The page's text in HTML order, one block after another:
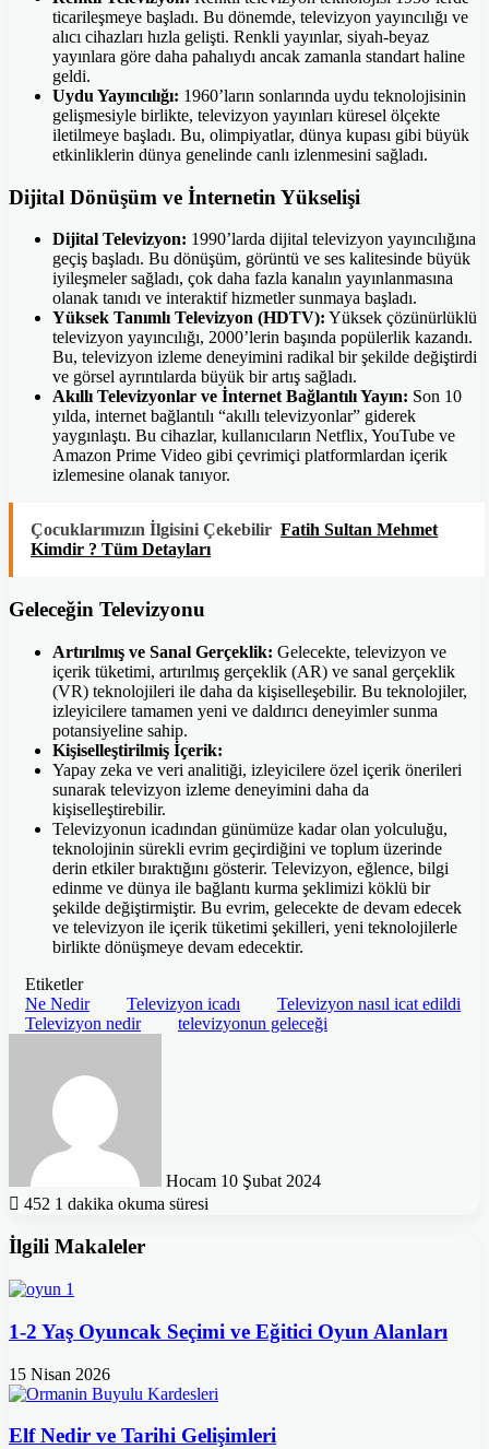
ticarileşmeye başladı. Bu dönemde, televizyon yayıncılığı ve
alıcı cihazları hızla gelişti. Renkli yayınlar, siyah-beyaz
yayınlara göre daha pahalıydı ancak zamanla standart haline
geldi.
Uydu Yayıncılığı: 1960’ların sonlarında uydu teknolojisinin
gelişmesiyle birlikte, televizyon yayınları küresel ölçekte
iletilmeye başladı. Bu, olimpiyatlar, dünya kupası gibi büyük
etkinliklerin dünya genelinde canlı izlenmesini sağladı.
Dijital Dönüşüm ve İnternetin Yükselişi
Dijital Televizyon: 1990’larda dijital televizyon yayıncılığına
geçiş başladı. Bu dönüşüm, görüntü ve ses kalitesinde büyük
iyileşmeler sağladı, çok daha fazla kanalın yayınlanmasına
olanak tanıdı ve interaktif hizmetler sunmaya başladı.
Yüksek Tanımlı Televizyon (HDTV): Yüksek çözünürlüklü
televizyon yayıncılığı, 2000’lerin başında popülerlik kazandı.
Bu, televizyon izleme deneyimini radikal bir şekilde değiştirdi
ve görsel ayrıntılarda büyük bir artış sağladı.
Akıllı Televizyonlar ve İnternet Bağlantılı Yayın: Son 10
yılda, internet bağlantılı “akıllı televizyonlar” giderek
yaygınlaştı. Bu cihazlar, kullanıcıların Netflix, YouTube ve
Amazon Prime Video gibi çevrimiçi platformlardan içerik
izlemesine olanak tanıyor.
Çocuklarımızın İlgisini Çekebilir Fatih Sultan Mehmet
Kimdir ? Tüm Detayları
Geleceğin Televizyonu
Artırılmış ve Sanal Gerçeklik: Gelecekte, televizyon ve
içerik tüketimi, artırılmış gerçeklik (AR) ve sanal gerçeklik
(VR) teknolojileri ile daha da kişiselleşebilir. Bu teknolojiler,
izleyicilere tamamen yeni ve daldırıcı deneyimler sunma
potansiyeline sahip.
Kişiselleştirilmiş İçerik:
Yapay zeka ve veri analitiği, izleyicilere özel içerik önerileri
sunarak televizyon izleme deneyimini daha da
kişiselleştirebilir.
Televizyonun icadından günümüze kadar olan yolculuğu,
teknolojinin sürekli evrim geçirdiğini ve toplum üzerinde
derin etkiler bıraktığını gösterir. Televizyon, eğlence, bilgi
edinme ve dünya ile bağlantı kurma şeklimizi köklü bir
şekilde değiştirmiştir. Bu evrim, gelecekte de devam edecek
ve televizyon ile içerik tüketimi şekilleri, yeni teknolojilerle
birlikte dönüşmeye devam edecektir.
Etiketler
Ne Nedir
Televizyon icadı
Televizyon nasıl icat edildi
Televizyon nedir
televizyonun geleceği
Hocam 10 Şubat 2024
452 1 dakika okuma süresi
İlgili Makaleler
1-2 Yaş Oyuncak Seçimi ve Eğitici Oyun Alanları
15 Nisan 2026
Elf Nedir ve Tarihi Gelişimleri